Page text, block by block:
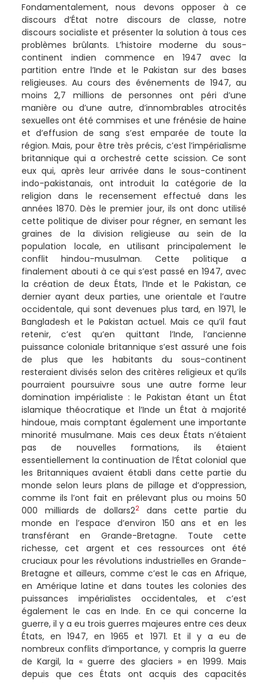
Fondamentalement, nous devons opposer à ce
discours d’État notre discours de classe, notre
discours socialiste et présenter la solution à tous ces
problèmes brûlants. L’histoire moderne du sous-
continent indien commence en 1947 avec la
partition entre l’Inde et le Pakistan sur des bases
religieuses. Au cours des événements de 1947, au
moins 2,7 millions de personnes ont péri d’une
manière ou d’une autre, d’innombrables atrocités
sexuelles ont été commises et une frénésie de haine
et d’effusion de sang s’est emparée de toute la
région. Mais, pour être très précis, c’est l’impérialisme
britannique qui a orchestré cette scission. Ce sont
eux qui, après leur arrivée dans le sous-continent
indo-pakistanais, ont introduit la catégorie de la
religion dans le recensement effectué dans les
années 1870. Dès le premier jour, ils ont donc utilisé
cette politique de diviser pour régner, en semant les
graines de la division religieuse au sein de la
population locale, en utilisant principalement le
conflit hindou-musulman. Cette politique a
finalement abouti à ce qui s’est passé en 1947, avec
la création de deux États, l’Inde et le Pakistan, ce
dernier ayant deux parties, une orientale et l’autre
occidentale, qui sont devenues plus tard, en 1971, le
Bangladesh et le Pakistan actuel. Mais ce qu’il faut
retenir, c’est qu’en quittant l’Inde, l’ancienne
puissance coloniale britannique s’est assuré une fois
de plus que les habitants du sous-continent
resteraient divisés selon des critères religieux et qu’ils
pourraient poursuivre sous une autre forme leur
domination impérialiste : le Pakistan étant un État
islamique théocratique et l’Inde un État à majorité
hindoue, mais comptant également une importante
minorité musulmane. Mais ces deux États n’étaient
pas de nouvelles formations, ils étaient
essentiellement la continuation de l’État colonial que
les Britanniques avaient établi dans cette partie du
monde selon leurs plans de pillage et d’oppression,
comme ils l’ont fait en prélevant plus ou moins 50
000 milliards de dollars22
dans cette partie du
monde en l’espace d’environ 150 ans et en les
transférant en Grande-Bretagne. Toute cette
richesse, cet argent et ces ressources ont été
cruciaux pour les révolutions industrielles en Grande-
Bretagne et ailleurs, comme c’est le cas en Afrique,
en Amérique latine et dans toutes les colonies des
puissances impérialistes occidentales, et c’est
également le cas en Inde. En ce qui concerne la
guerre, il y a eu trois guerres majeures entre ces deux
États, en 1947, en 1965 et 1971. Et il y a eu de
nombreux conflits d’importance, y compris la guerre
de Kargil, la « guerre des glaciers » en 1999. Mais
depuis que ces États ont acquis des capacités